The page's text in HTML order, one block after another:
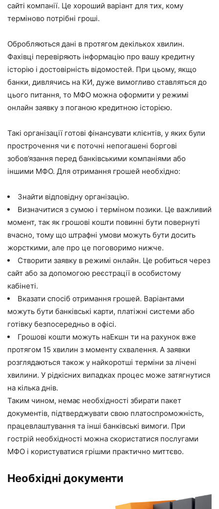
сайті компанії. Це хороший варіант для тих, кому
терміново потрібні гроші.
Обробляються дані в протягом декількох хвилин.
Фахівці перевіряють інформацію про вашу кредитну
історію і достовірність відомостей. При цьому, якщо
банки, дивлячись на КИ, дуже вимогливо ставляться до
цього питання, то МФО можна оформити у режимі
онлайн заявку з поганою кредитною історією.
Такі організації готові фінансувати клієнтів, у яких були
прострочення чи є поточні непогашені боргові
зобов’язання перед банківськими компаніями або
іншими МФО. Для отримання грошей необхідно:
Знайти відповідну організацію.
Визначитися з сумою і терміном позики. Це важливий
момент, так як грошові кошти повинні бути повернуті
вчасно, тому що штрафні умови можуть бути досить
жорсткими, але про це поговоримо нижче.
Створити заявку в режимі онлайн. Це робиться через
сайт або за допомогою реєстрації в особистому
кабінеті.
Вказати спосіб отримання грошей. Варіантами
можуть бути банківські карти, платіжні системи або
готівку безпосередньо в офісі.
Грошові кошти можуть наЕкшн ти на рахунок вже
протягом 15 хвилин з моменту схвалення. А заявки
розглядаються також у найкоротші терміни за лічені
хвилини. У рідкісних випадках процес може затягнутися
на кілька днів.
Таким чином, немає необхідності збирати пакет
документів, підтверджувати свою платоспроможність,
працевлаштування та інші банківські вимоги. При
гострій необхідності можна скористатися послугами
МФО і користуватися грішми практично миттєво.
Необхідні документи